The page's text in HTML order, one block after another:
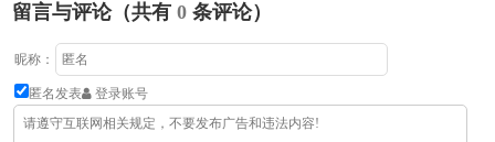
留言与评论（共有 0 条评论）
昵称：
匿名发表 登录账号